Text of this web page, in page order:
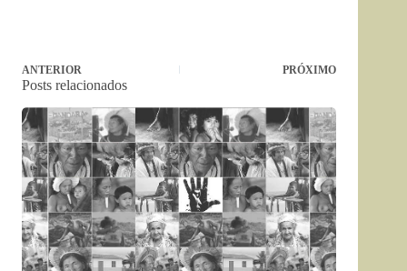
ANTERIOR PRÓXIMO
Posts relacionados